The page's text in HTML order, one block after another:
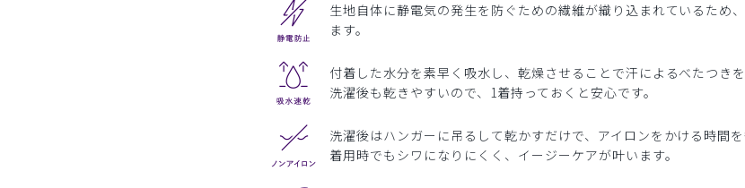
生地自体に静電気の発生を防ぐための繊維が織り込まれているため
ます。
付着した水分を素早く吸水し、乾燥させることで汗によるべたつきを
洗濯後も乾きやすいので、1着持っておくと安心です。
洗濯後はハンガーに吊るして乾かすだけで、アイロンをかける時間を
着用時でもシワになりにくく、イージーケアが叶います。